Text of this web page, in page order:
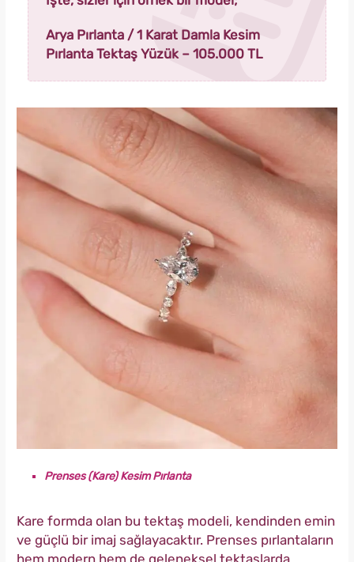
Arya Pırlanta / 1 Karat Damla Kesim
Pırlanta Tektaş Yüzük – 105.000 TL
Prenses (Kare) Kesim Pırlanta
Kare formda olan bu tektaş modeli, kendinden emin
ve güçlü bir imaj sağlayacaktır. Prenses pırlantaların
hem modern hem de geleneksel tektaşlarda